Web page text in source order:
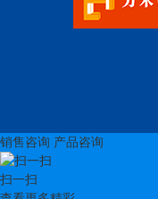
销售咨询 产品咨询
扫一扫